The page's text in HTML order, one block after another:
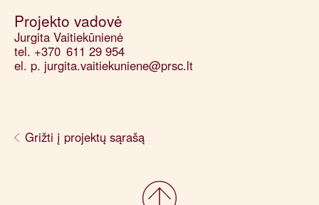
Projekto vadovė
Jurgita Vaitiekūnienė
tel. +370 611 29 954
el. p. jurgita.vaitiekuniene@prsc.lt
Grižti į projektų sąrašą